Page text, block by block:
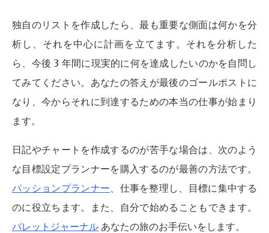
独自のリストを作成したら、最も重要な側面は何かを分
析し、それを中心に計画を立てます。それを分析した
ら、今後 3 年間に現実的に何を達成したいのかを自問し
てみてください。あなたの答えが最後のゴールポストに
なり、今からそれに到達するための本当の仕事が始まり
ます。
日記やチャートを作成するのが苦手な場合は、次のよう
な目標設定プランナーを購入するのが最善の方法です。
パッションプランナー、仕事を整理し、目標に集中する
のに役立ちます。また、自分で始めることもできます。
バレットジャーナル あなたの旅のお手伝いをします。